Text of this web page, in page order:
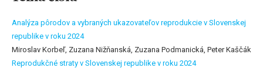
Analýza pôrodov a vybraných ukazovateľov reprodukcie v Slovenskej
republike v roku 2024
Miroslav Korbeľ, Zuzana Nižňanská, Zuzana Podmanická, Peter Kaščák
Reprodukčné straty v Slovenskej republike v roku 2024